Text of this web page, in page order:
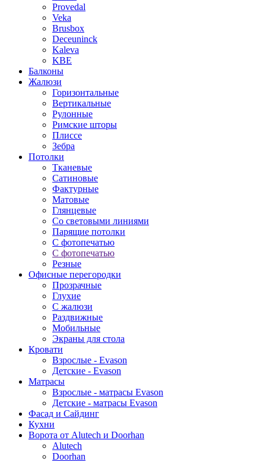
Provedal
Veka
Brusbox
Deceuninck
Kaleva
KBE
Балконы
Жалюзи
Горизонтальные
Вертикальные
Рулонные
Римские шторы
Плиссе
Зебра
Потолки
Тканевые
Сатиновые
Фактурные
Матовые
Глянцевые
Со световыми линиями
Парящие потолки
С фотопечатью
С фотопечатью
Резные
Офисные перегородки
Прозрачные
Глухие
С жалюзи
Раздвижные
Мобильные
Экраны для стола
Кровати
Взрослые - Evason
Детские - Evason
Матрасы
Взрослые - матрасы Evason
Детские - матрасы Evason
Фасад и Сайдинг
Кухни
Ворота от Alutech и Doorhan
Alutech
Doorhan